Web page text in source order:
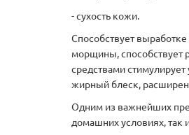
- сухость кожи.
Способствует
морщины, способствует
средствами
жирный блеск,
Одним из важнейших
домашних условиях,